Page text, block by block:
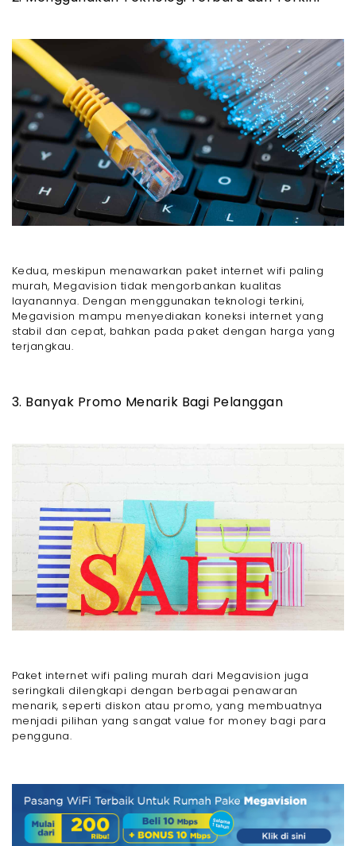
Kedua, meskipun menawarkan paket internet wifi paling
murah, Megavision tidak mengorbankan kualitas
layanannya. Dengan menggunakan teknologi terkini,
Megavision mampu menyediakan koneksi internet yang
stabil dan cepat, bahkan pada paket dengan harga yang
terjangkau.
3. Banyak Promo Menarik Bagi Pelanggan
Paket internet wifi paling murah dari Megavision juga
seringkali dilengkapi dengan berbagai penawaran
menarik, seperti diskon atau promo, yang membuatnya
menjadi pilihan yang sangat value for money bagi para
pengguna.